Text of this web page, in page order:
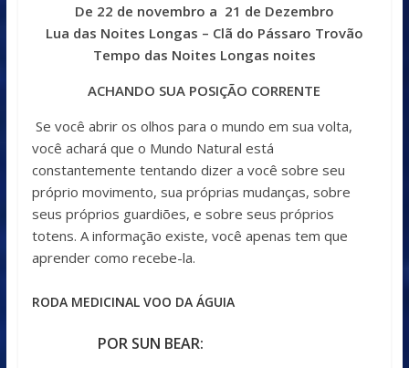
De 22 de novembro a 21 de Dezembro
Lua das Noites Longas – Clã do Pássaro Trovão
Tempo das Noites Longas noites
ACHANDO SUA POSIÇÃO CORRENTE
Se você abrir os olhos para o mundo em sua volta,
você achará que o Mundo Natural está
constantemente tentando dizer a você sobre seu
próprio movimento, sua próprias mudanças, sobre
seus próprios guardiões, e sobre seus próprios
totens. A informação existe, você apenas tem que
aprender como recebe-la.
RODA MEDICINAL VOO DA ÁGUIA
POR SUN BEAR: